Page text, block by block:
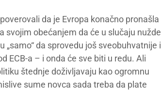
da je Evropa konačno pronašla
svojim obećanjem da će u slučaju nužde
da sprovedu još sveobuhvatnije i
ECB-a – i onda će sve biti u redu. Ali
štednje doživljavaju kao ogromnu
sume novca sada treba da plate